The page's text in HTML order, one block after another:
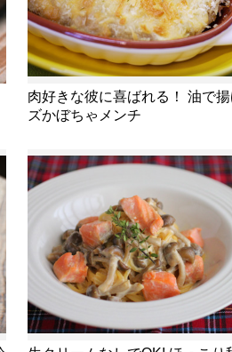
肉好きな彼に喜ばれる！ 油で
ズかぼちゃメンチ